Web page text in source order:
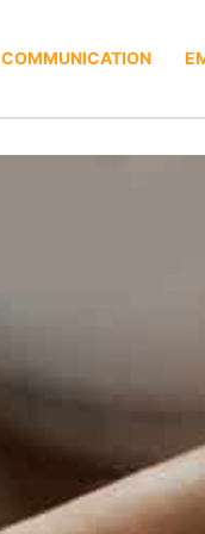
COMMUNICATION